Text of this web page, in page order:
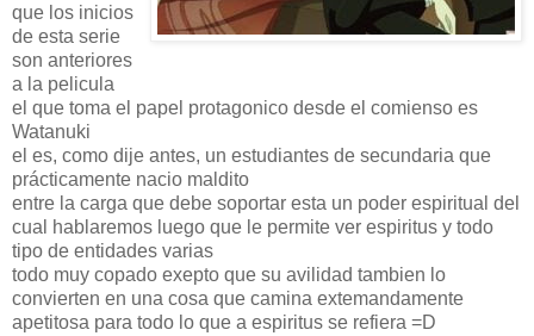
que los inicios
de esta serie
son anteriores
a la pelicula
el que toma el papel protagonico desde el comienso es
Watanuki
el es, como dije antes, un estudiantes de secundaria que
prácticamente nacio maldito
entre la carga que debe soportar esta un poder espiritual del
cual hablaremos luego que le permite ver espiritus y todo
tipo de entidades varias
todo muy copado exepto que su avilidad tambien lo
convierten en una cosa que camina extemandamente
apetitosa para todo lo que a espiritus se refiera =D